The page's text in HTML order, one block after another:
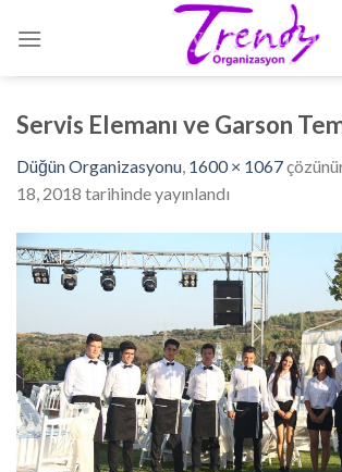
Servis Elemanı ve Garson
Düğün Organizasyonu, 1600 × 1067
18, 2018 tarihinde yayınlandı